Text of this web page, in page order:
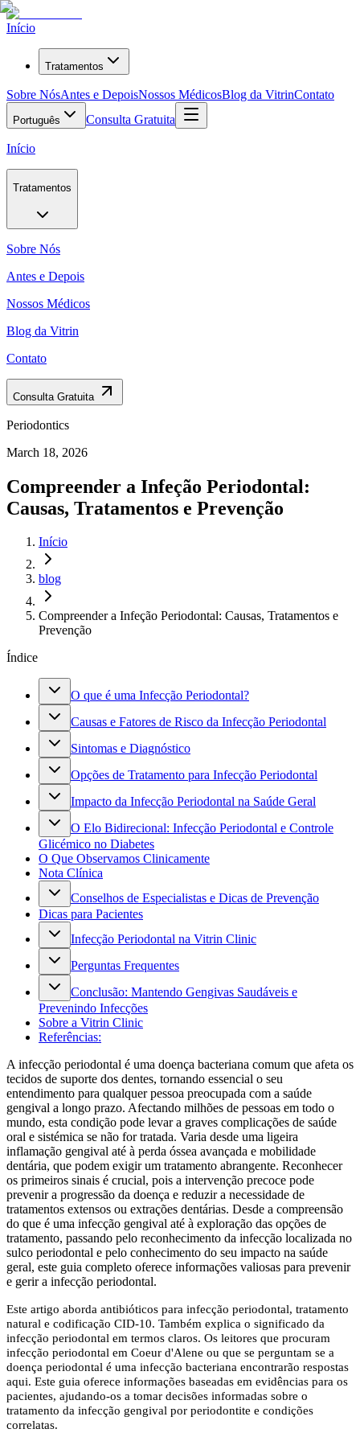
Início
Tratamentos
Sobre NósAntes e DepoisNossos MédicosBlog da VitrinContato
Português Consulta Gratuita
Início
Tratamentos
Sobre Nós
Antes e Depois
Nossos Médicos
Blog da Vitrin
Contato
Consulta Gratuita
Periodontics
March 18, 2026
Compreender a Infeção Periodontal:
Causas, Tratamentos e Prevenção
Início
blog
Compreender a Infeção Periodontal: Causas, Tratamentos e
Prevenção
Índice
O que é uma Infecção Periodontal?
Causas e Fatores de Risco da Infecção Periodontal
Sintomas e Diagnóstico
Opções de Tratamento para Infecção Periodontal
Impacto da Infecção Periodontal na Saúde Geral
O Elo Bidirecional: Infecção Periodontal e Controle
Glicémico no Diabetes
O Que Observamos Clinicamente
Nota Clínica
Conselhos de Especialistas e Dicas de Prevenção
Dicas para Pacientes
Infecção Periodontal na Vitrin Clinic
Perguntas Frequentes
Conclusão: Mantendo Gengivas Saudáveis e
Prevenindo Infecções
Sobre a Vitrin Clinic
Referências:
A infecção periodontal é uma doença bacteriana comum que afeta os
tecidos de suporte dos dentes, tornando essencial o seu
entendimento para qualquer pessoa preocupada com a saúde
gengival a longo prazo. Afectando milhões de pessoas em todo o
mundo, esta condição pode levar a graves complicações de saúde
oral e sistémica se não for tratada. Varia desde uma ligeira
inflamação gengival até à perda óssea avançada e mobilidade
dentária, que podem exigir um tratamento abrangente. Reconhecer
os primeiros sinais é crucial, pois a intervenção precoce pode
prevenir a progressão da doença e reduzir a necessidade de
tratamentos extensos ou extrações dentárias. Desde a compreensão
do que é uma infecção gengival até à exploração das opções de
tratamento, passando pelo reconhecimento da infecção localizada no
sulco periodontal e pelo conhecimento do seu impacto na saúde
geral, este guia completo oferece informações valiosas para prevenir
e gerir a infecção periodontal.
Este artigo aborda antibióticos para infecção periodontal, tratamento
natural e codificação CID-10. Também explica o significado da
infecção periodontal em termos claros. Os leitores que procuram
infecção periodontal em Coeur d'Alene ou que se perguntam se a
doença periodontal é uma infecção bacteriana encontrarão respostas
aqui. Este guia oferece informações baseadas em evidências para os
pacientes, ajudando-os a tomar decisões informadas sobre o
tratamento da infecção gengival por periodontite e condições
correlatas.